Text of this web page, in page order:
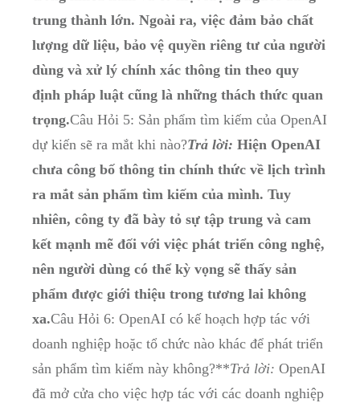
trung thành lớn. Ngoài ra, việc đảm bảo chất
lượng dữ liệu, bảo vệ quyền riêng tư của người
dùng và xử lý chính xác thông tin theo quy
định pháp luật cũng là những thách thức quan
trọng.Câu Hỏi 5: Sản phẩm tìm kiếm của OpenAI
dự kiến sẽ ra mắt khi nào?Trả lời: Hiện OpenAI
chưa công bố thông tin chính thức về lịch trình
ra mắt sản phẩm tìm kiếm của mình. Tuy
nhiên, công ty đã bày tỏ sự tập trung và cam
kết mạnh mẽ đối với việc phát triển công nghệ,
nên người dùng có thể kỳ vọng sẽ thấy sản
phẩm được giới thiệu trong tương lai không
xa.Câu Hỏi 6: OpenAI có kế hoạch hợp tác với
doanh nghiệp hoặc tổ chức nào khác để phát triển
sản phẩm tìm kiếm này không?**Trả lời: OpenAI
đã mở cửa cho việc hợp tác với các doanh nghiệp